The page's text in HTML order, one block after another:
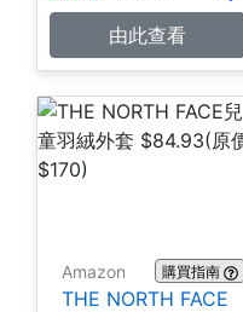
由此查看
Amazon 購買指南
THE NORTH FACE